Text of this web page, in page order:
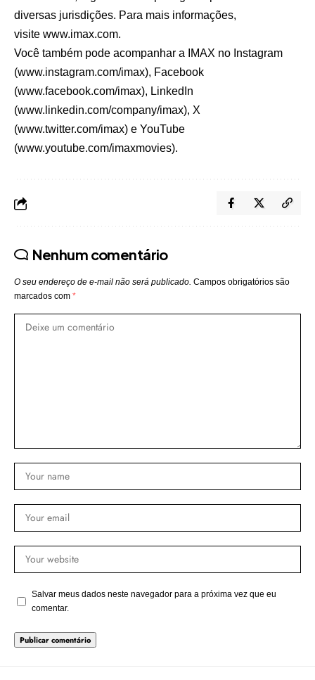
diversas jurisdições. Para mais informações,
visite www.imax.com.
Você também pode acompanhar a IMAX no Instagram
(www.instagram.com/imax), Facebook
(www.facebook.com/imax), LinkedIn
(www.linkedin.com/company/imax), X
(www.twitter.com/imax) e YouTube
(www.youtube.com/imaxmovies).
Nenhum comentário
O seu endereço de e-mail não será publicado. Campos obrigatórios são
marcados com *
Salvar meus dados neste navegador para a próxima vez que eu
comentar.